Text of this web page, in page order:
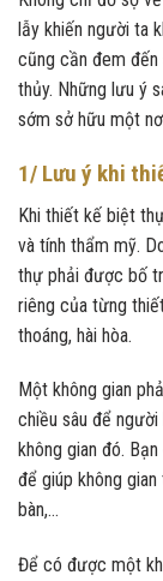
lẫy khiến người ta
cũng cần đem đến
thủy. Những lưu ý
sớm sở hữu một
1/ Lưu ý khi
Khi thiết kế biệt
và tính thẩm mỹ.
thự phải được bố
riêng của từng
thoáng, hài hòa.
Một không gian
chiều sâu để
không gian đó.
để giúp không
bàn,…
Để có được một